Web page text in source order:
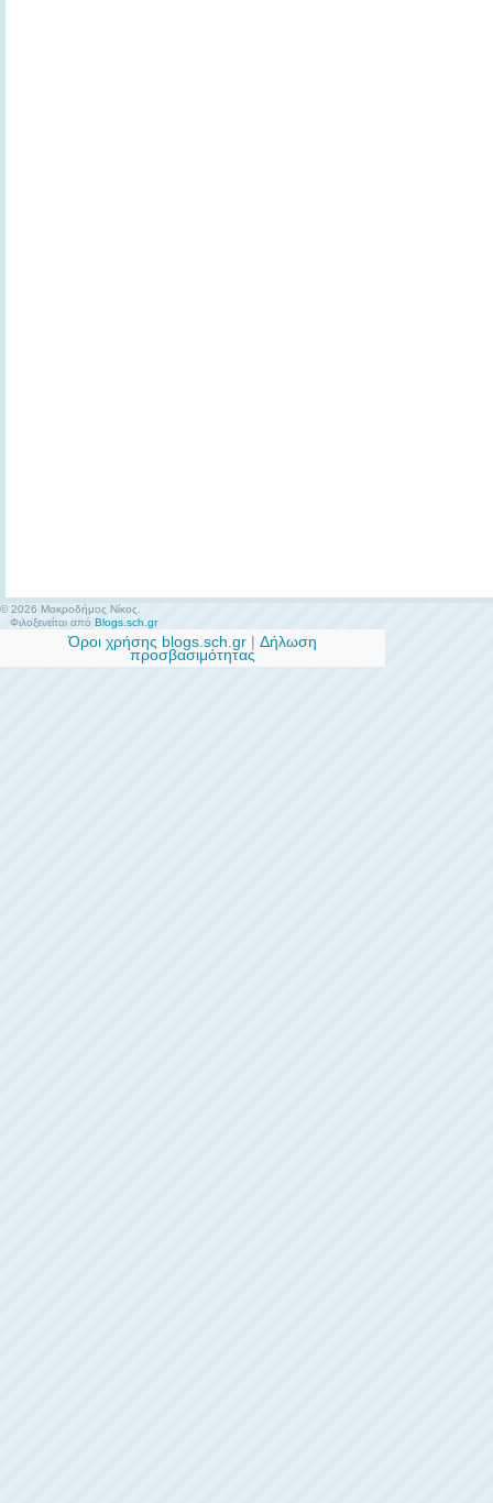
© 2026 Μακροδήμος Νίκος.
Φιλοξενείται από Blogs.sch.gr
Όροι χρήσης blogs.sch.gr| Δήλωση
προσβασιμότητας